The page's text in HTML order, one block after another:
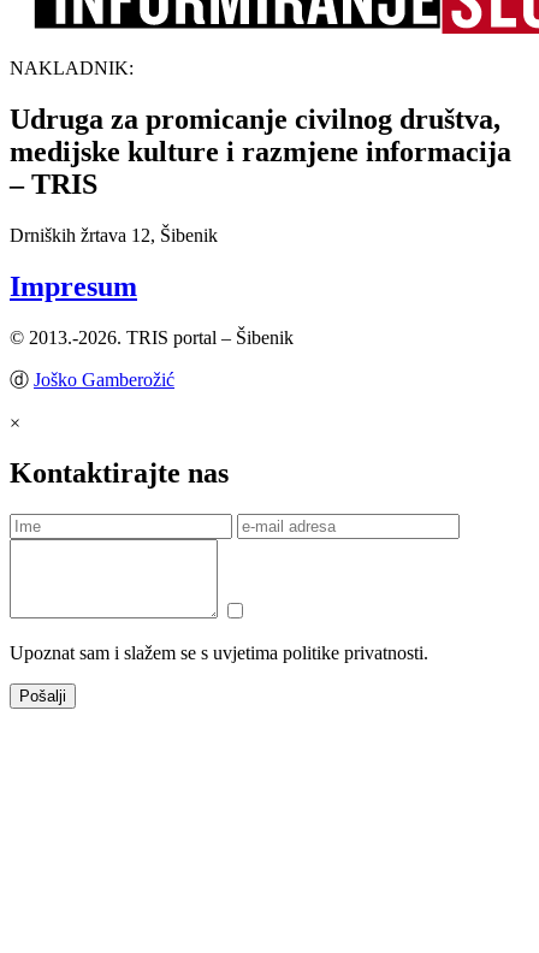
NAKLADNIK:
Udruga za promicanje civilnog društva,
medijske kulture i razmjene informacija
– TRIS
Drniških žrtava 12, Šibenik
Impresum
© 2013.-2026. TRIS portal – Šibenik
ⓓ Joško Gamberožić
×
Kontaktirajte nas
Upoznat sam i slažem se s uvjetima politike privatnosti.
Pošalji